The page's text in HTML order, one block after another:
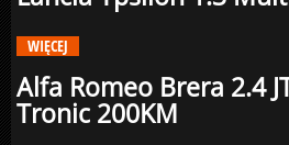
WIĘCEJ
Alfa Romeo Brera 2.4
Tronic 200KM